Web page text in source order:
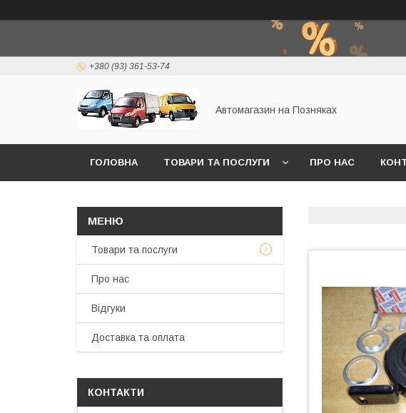
+380 (93) 361-53-74
Автомагазин на Позняках
ГОЛОВНА ТОВАРИ ТА ПОСЛУГИ ПРО НАС
Товари та послуги
Про нас
Відгуки
Доставка та оплата
КОНТАКТИ